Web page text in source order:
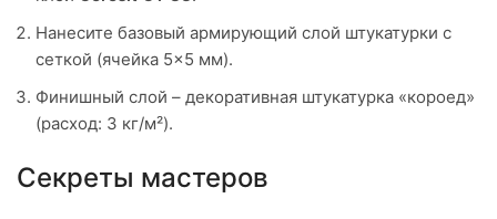
Нанесите базовый армирующий слой штукатурки с
сеткой (ячейка 5×5 мм).
Финишный слой – декоративная штукатурка «короед»
(расход: 3 кг/м²).
Секреты мастеров